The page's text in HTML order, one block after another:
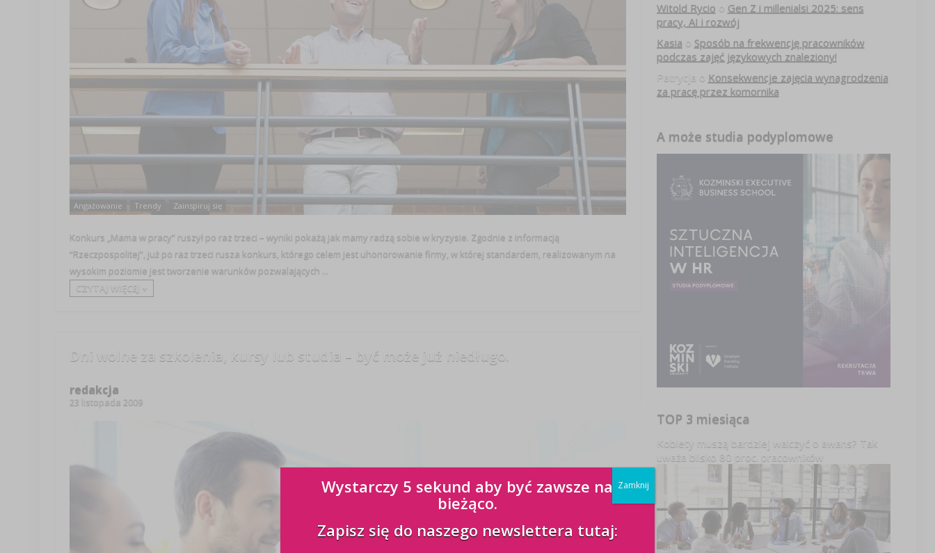
Angażowanie Trendy Zainspiruj się
Konkurs „Mama w pracy” ruszył po raz trzeci – wyniki pokażą jak mamy radzą sobie w kryzysie. Zgodnie z informacją
“Rzeczpospolitej”, już po raz trzeci rusza konkurs, którego celem jest uhonorowanie firmy, w której standardem, realizowanym na
wysokim poziomie jest tworzenie warunków pozwalających ...
CZYTAJ WIĘCEJ +
Dni wolne za szkolenia, kursy lub studia – być może już niedługo.
redakcja
23 listopada 2009
Witold Rycio o Gen Z i millenialsi 2025: sens
pracy, AI i rozwój
Kasia o Sposób na frekwencję pracowników
podczas zajęć językowych znaleziony!
Patrycja o Konsekwencje zajęcia wynagrodzenia
za pracę przez komornika
A może studia podyplomowe
TOP 3 miesiąca
Kobiety muszą bardziej walczyć o awans? Tak
uważa blisko 80 proc. pracowników
Wystarczy 5 sekund aby być zawsze na
bieżąco.
Zapisz się do naszego newslettera tutaj:
Zamknij